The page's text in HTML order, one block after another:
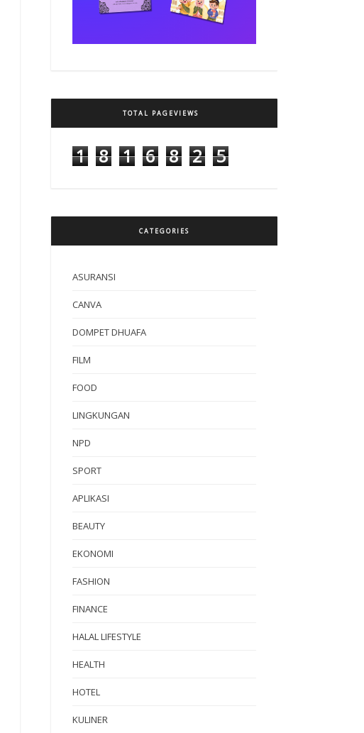
TOTAL PAGEVIEWS
1 8 1 6 8 2 5
CATEGORIES
ASURANSI
CANVA
DOMPET DHUAFA
FILM
FOOD
LINGKUNGAN
NPD
SPORT
APLIKASI
BEAUTY
EKONOMI
FASHION
FINANCE
HALAL LIFESTYLE
HEALTH
HOTEL
KULINER